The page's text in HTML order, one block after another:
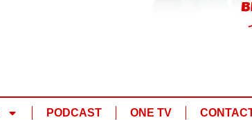
PODCAST ONE TV